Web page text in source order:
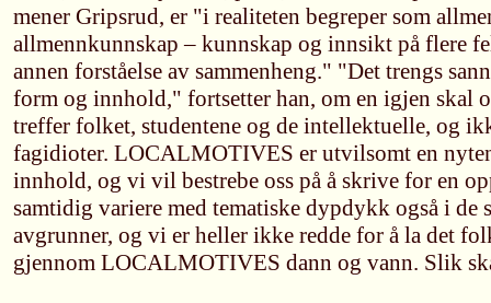
mener Gripsrud, er "i realiteten begreper som
allmennkunnskap – kunnskap og innsikt på flere
annen forståelse av sammenheng." "Det trengs
form og innhold," fortsetter han, om en igjen skal
treffer folket, studentene og de intellektuelle, og
fagidioter. LOCALMOTIVES er utvilsomt en
innhold, og vi vil bestrebe oss på å skrive for en
samtidig variere med tematiske dypdykk også i de
avgrunner, og vi er heller ikke redde for å la det
gjennom LOCALMOTIVES dann og vann. Slik